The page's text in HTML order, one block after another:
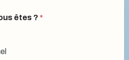
êtes ? *